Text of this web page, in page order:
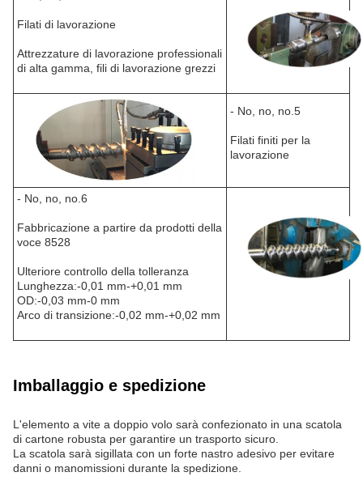
Filati di lavorazione
Attrezzature di lavorazione professionali
di alta gamma, fili di lavorazione grezzi
- No, no, no.5
Filati finiti per la
lavorazione
- No, no, no.6
Fabbricazione a partire da prodotti della
voce 8528
Ulteriore controllo della tolleranza
Lunghezza:-0,01 mm-+0,01 mm
OD:-0,03 mm-0 mm
Arco di transizione:-0,02 mm-+0,02 mm
Imballaggio e spedizione
L'elemento a vite a doppio volo sarà confezionato in una scatola
di cartone robusta per garantire un trasporto sicuro.
La scatola sarà sigillata con un forte nastro adesivo per evitare
danni o manomissioni durante la spedizione.